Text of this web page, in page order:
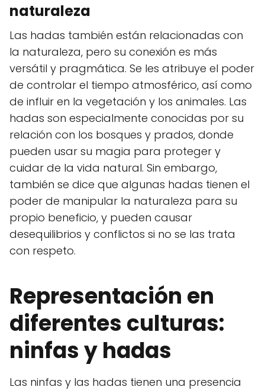
naturaleza
Las hadas también están relacionadas con
la naturaleza, pero su conexión es más
versátil y pragmática. Se les atribuye el poder
de controlar el tiempo atmosférico, así como
de influir en la vegetación y los animales. Las
hadas son especialmente conocidas por su
relación con los bosques y prados, donde
pueden usar su magia para proteger y
cuidar de la vida natural. Sin embargo,
también se dice que algunas hadas tienen el
poder de manipular la naturaleza para su
propio beneficio, y pueden causar
desequilibrios y conflictos si no se las trata
con respeto.
Representación en
diferentes culturas:
ninfas y hadas
Las ninfas y las hadas tienen una presencia